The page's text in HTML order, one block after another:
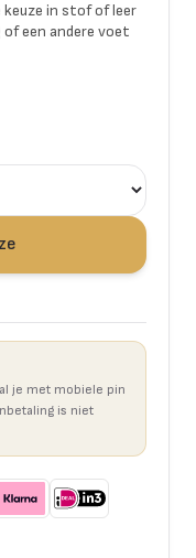
keuze in stof of leer
een andere voet
je met mobiele pin
is niet